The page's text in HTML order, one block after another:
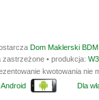
Dom Maklerski
• produkcja:
kwotowania
Dla